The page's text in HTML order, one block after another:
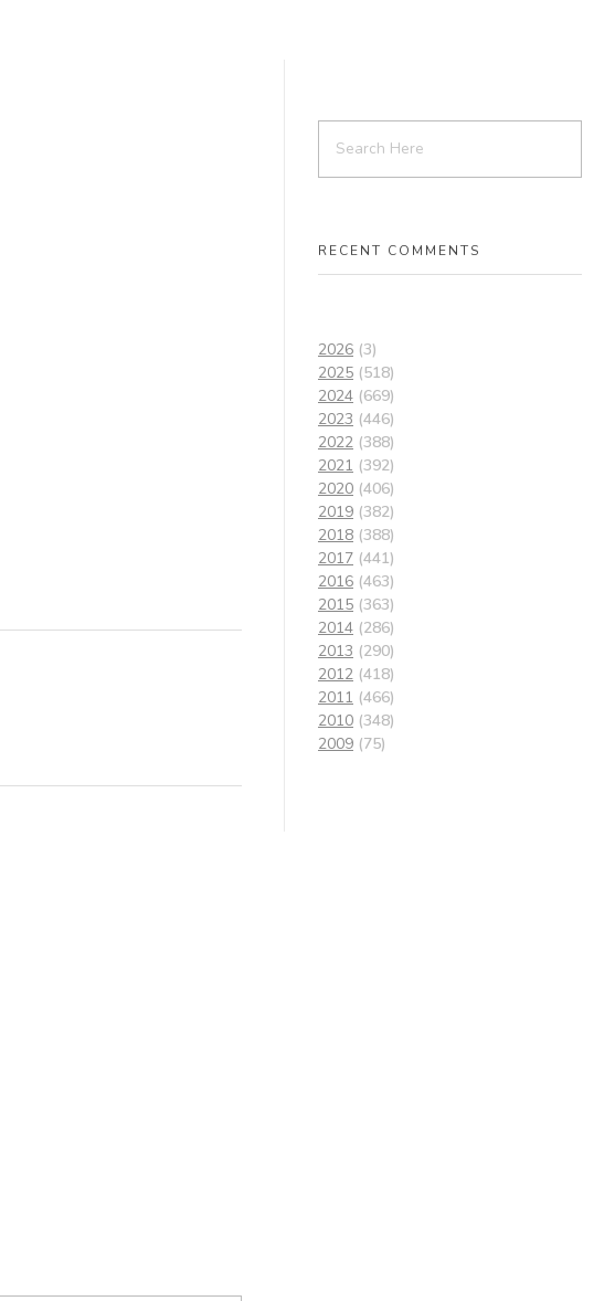
RECENT COMMENTS
2026 (3)
2025 (518)
2024 (669)
2023 (446)
2022 (388)
2021 (392)
2020 (406)
2019 (382)
2018 (388)
2017 (441)
2016 (463)
2015 (363)
2014 (286)
2013 (290)
2012 (418)
2011 (466)
2010 (348)
2009 (75)